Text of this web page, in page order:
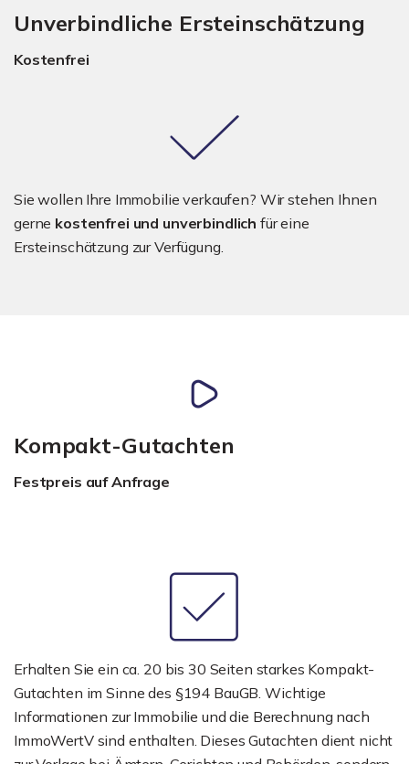
Unverbindliche Ersteinschätzung
Kostenfrei
Sie wollen Ihre Immobilie verkaufen? Wir stehen Ihnen
gerne kostenfrei und unverbindlich für eine
Ersteinschätzung zur Verfügung.
Kompakt-Gutachten
Festpreis auf Anfrage
Erhalten Sie ein ca. 20 bis 30 Seiten starkes Kompakt-
Gutachten im Sinne des §194 BauGB. Wichtige
Informationen zur Immobilie und die Berechnung nach
ImmoWertV sind enthalten. Dieses Gutachten dient nicht